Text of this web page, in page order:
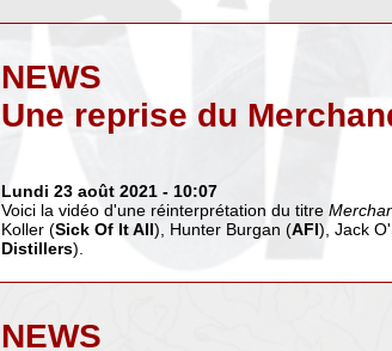
NEWS
Une reprise du
Lundi 23 août 2021 - 10:07
Voici la vidéo d'une réinterprétation du titre
Koller (Sick Of It All), Hunter Burgan (AFI), Jack
Distillers).
NEWS